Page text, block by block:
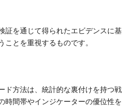
証を通じて得られたエビデンスに基
とを重視するものです​。
ド方法は、統計的な裏付けを持つ戦
時間帯やインジケーターの優位性を